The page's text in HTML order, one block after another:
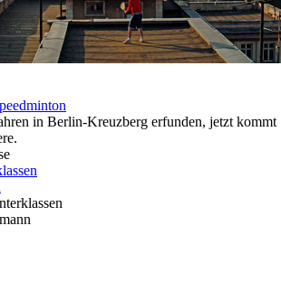
in Berlin-Kreuzberg erfunden, jetzt kommt